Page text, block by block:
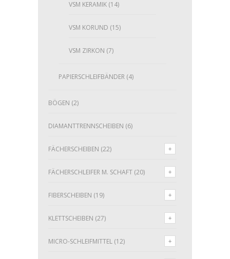
VSM KERAMIK (14)
VSM KORUND (15)
VSM ZIRKON (7)
PAPIERSCHLEIFBÄNDER (4)
BÖGEN (2)
DIAMANTTRENNSCHEIBEN (6)
FÄCHERSCHEIBEN (22)
FÄCHERSCHLEIFER M. SCHAFT (20)
FIBERSCHEIBEN (19)
KLETTSCHEIBEN (27)
MICRO-SCHLEIFMITTEL (12)